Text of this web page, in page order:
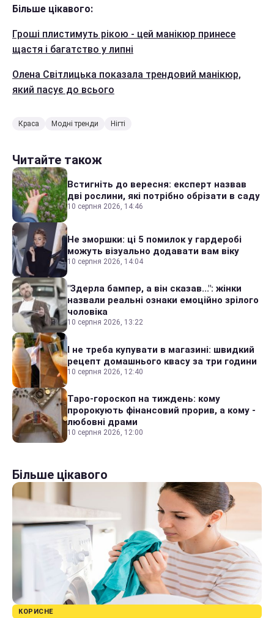
Більше цікавого:
Гроші плистимуть рікою - цей манікюр принесе
щастя і багатство у липні
Олена Світлицька показала трендовий манікюр,
який пасує до всього
Краса Модні тренди Нігті
Читайте також
Встигніть до вересня: експерт назвав
дві рослини, які потрібно обрізати в саду
10 серпня 2026, 14:46
Не зморшки: ці 5 помилок у гардеробі
можуть візуально додавати вам віку
10 серпня 2026, 14:04
"Здерла бампер, а він сказав...": жінки
назвали реальні ознаки емоційно зрілого
чоловіка
10 серпня 2026, 13:22
І не треба купувати в магазині: швидкий
рецепт домашнього квасу за три години
10 серпня 2026, 12:40
Таро-гороскоп на тиждень: кому
пророкують фінансовий прорив, а кому -
любовні драми
10 серпня 2026, 12:00
Більше цікавого
КОРИСНЕ